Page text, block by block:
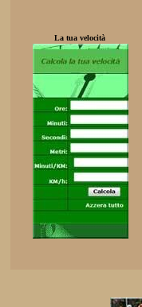
La tua velocità